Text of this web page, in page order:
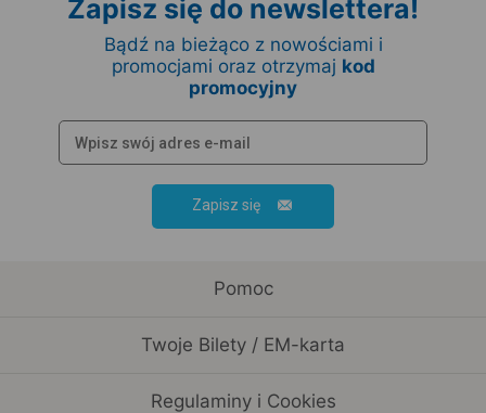
Zapisz się do newslettera!
Bądź na bieżąco z nowościami i
promocjami oraz otrzymaj kod
promocyjny
Zapisz się
Pomoc
Twoje Bilety / EM-karta
Regulaminy i Cookies